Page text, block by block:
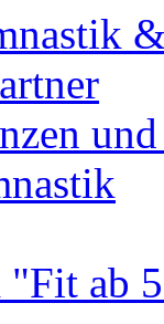
"Fit ab